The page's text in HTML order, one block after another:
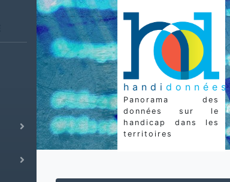
handi données
Panorama des
données sur le
handicap dans les
territoires